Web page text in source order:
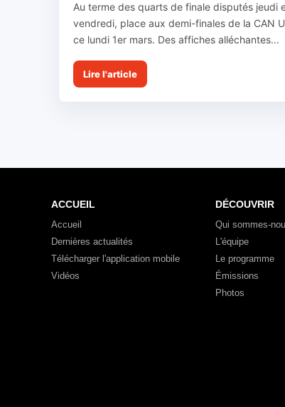
Au terme des quarts de finale disputés jeudi
vendredi, place aux demi-finales de la CAN
ce lundi 1er mars. Des affiches alléchantes...
Lire l'article
ACCUEIL
Accueil
Dernières actualités
Télécharger l'application mobile
Vidéos
DÉCOUVRIR
Qui sommes-
L'équipe
Le programme
Émissions
Photos